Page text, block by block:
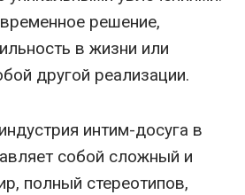
решение,
в жизни или
другой реализации.
интим-досуга в
собой сложный и
полный стереотипов,